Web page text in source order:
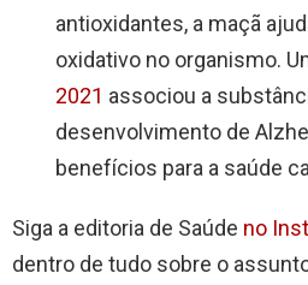
antioxidantes, a maçã
oxidativo no organismo.
2021 associou a
desenvolvimento de
benefícios para a saúde
Siga a editoria de Saúde no
dentro de tudo sobre o